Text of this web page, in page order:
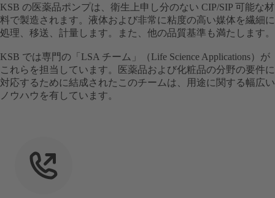
KSB の医薬品ポンプは、衛生上申し分のない CIP/SIP 可能な材
料で製造されます。液体および非常に粘度の高い媒体を繊細に
処理、移送、計量します。また、他の品質基準も満たします。
KSB では専門の「LSA チーム」（Life Science Applications）が
これらを担当しています。医薬品および化粧品の分野の要件に
対応するために結成されたこのチームは、用途に関する幅広い
ノウハウを有しています。